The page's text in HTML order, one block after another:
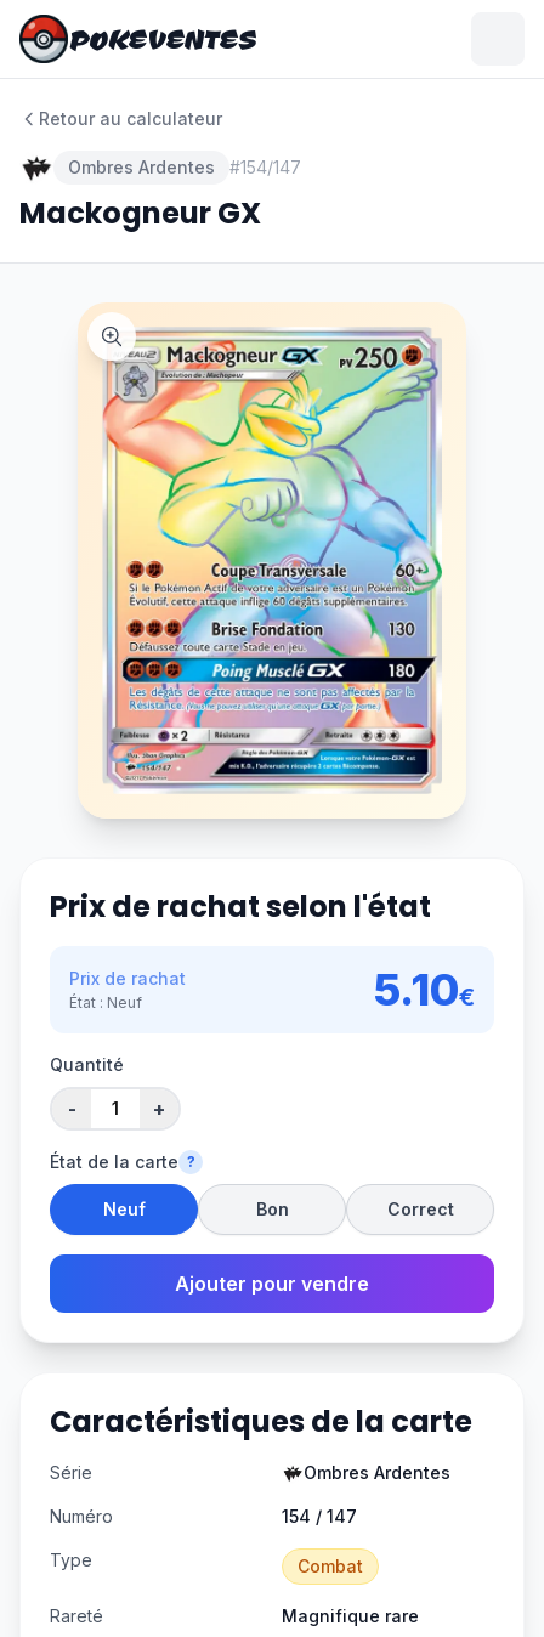
POKEVENTES
POKEVENTES
Retour au calculateur
Ombres Ardentes #154/147
Mackogneur GX
Prix de rachat selon l'état
Prix de rachat
État : Neuf 5.10€
Quantité
- +
État de la carte ?
Neuf Bon Correct
Ajouter pour vendre
Caractéristiques de la carte
Série Ombres Ardentes
Numéro 154 / 147
Type Combat
Rareté Magnifique rare